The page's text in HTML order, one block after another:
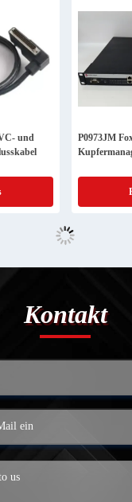
und
P0973JM
Kontakt